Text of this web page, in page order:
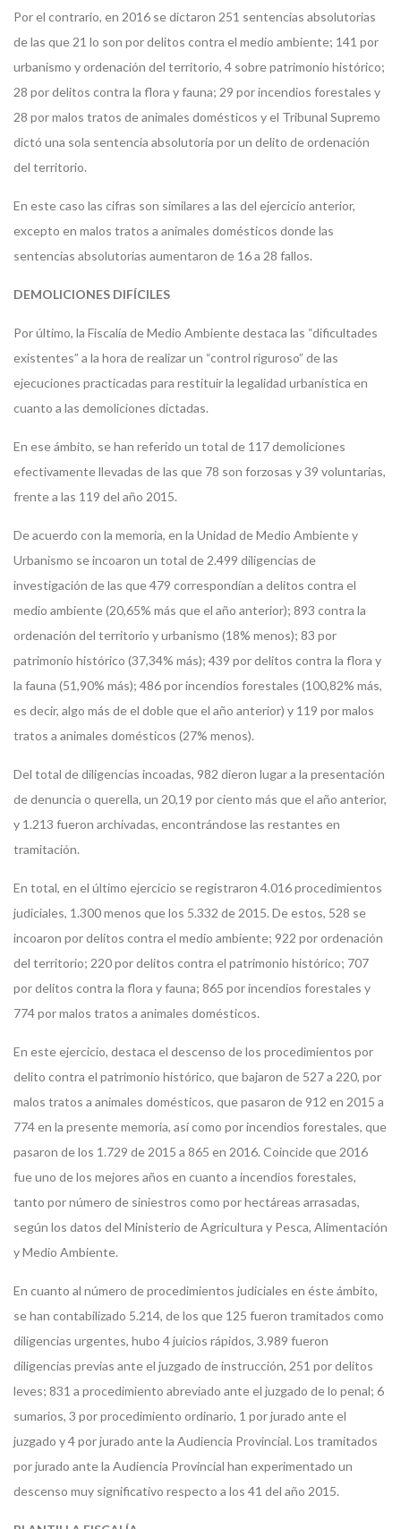
Por el contrario, en 2016 se dictaron 251 sentencias absolutorias
de las que 21 lo son por delitos contra el medio ambiente; 141 por
urbanismo y ordenación del territorio, 4 sobre patrimonio histórico;
28 por delitos contra la flora y fauna; 29 por incendios forestales y
28 por malos tratos de animales domésticos y el Tribunal Supremo
dictó una sola sentencia absolutoria por un delito de ordenación
del territorio.
En este caso las cifras son similares a las del ejercicio anterior,
excepto en malos tratos a animales domésticos donde las
sentencias absolutorias aumentaron de 16 a 28 fallos.
DEMOLICIONES DIFÍCILES
Por último, la Fiscalía de Medio Ambiente destaca las “dificultades
existentes” a la hora de realizar un “control riguroso” de las
ejecuciones practicadas para restituir la legalidad urbanística en
cuanto a las demoliciones dictadas.
En ese ámbito, se han referido un total de 117 demoliciones
efectivamente llevadas de las que 78 son forzosas y 39 voluntarias,
frente a las 119 del año 2015.
De acuerdo con la memoria, en la Unidad de Medio Ambiente y
Urbanismo se incoaron un total de 2.499 diligencias de
investigación de las que 479 correspondían a delitos contra el
medio ambiente (20,65% más que el año anterior); 893 contra la
ordenación del territorio y urbanismo (18% menos); 83 por
patrimonio histórico (37,34% más); 439 por delitos contra la flora y
la fauna (51,90% más); 486 por incendios forestales (100,82% más,
es decir, algo más de el doble que el año anterior) y 119 por malos
tratos a animales domésticos (27% menos).
Del total de diligencias incoadas, 982 dieron lugar a la presentación
de denuncia o querella, un 20,19 por ciento más que el año anterior,
y 1.213 fueron archivadas, encontrándose las restantes en
tramitación.
En total, en el último ejercicio se registraron 4.016 procedimientos
judiciales, 1.300 menos que los 5.332 de 2015. De estos, 528 se
incoaron por delitos contra el medio ambiente; 922 por ordenación
del territorio; 220 por delitos contra el patrimonio histórico; 707
por delitos contra la flora y fauna; 865 por incendios forestales y
774 por malos tratos a animales domésticos.
En este ejercicio, destaca el descenso de los procedimientos por
delito contra el patrimonio histórico, que bajaron de 527 a 220, por
malos tratos a animales domésticos, que pasaron de 912 en 2015 a
774 en la presente memoria, así como por incendios forestales, que
pasaron de los 1.729 de 2015 a 865 en 2016. Coincide que 2016
fue uno de los mejores años en cuanto a incendios forestales,
tanto por número de siniestros como por hectáreas arrasadas,
según los datos del Ministerio de Agricultura y Pesca, Alimentación
y Medio Ambiente.
En cuanto al número de procedimientos judiciales en éste ámbito,
se han contabilizado 5.214, de los que 125 fueron tramitados como
diligencias urgentes, hubo 4 juicios rápidos, 3.989 fueron
diligencias previas ante el juzgado de instrucción, 251 por delitos
leves; 831 a procedimiento abreviado ante el juzgado de lo penal; 6
sumarios, 3 por procedimiento ordinario, 1 por jurado ante el
juzgado y 4 por jurado ante la Audiencia Provincial. Los tramitados
por jurado ante la Audiencia Provincial han experimentado un
descenso muy significativo respecto a los 41 del año 2015.